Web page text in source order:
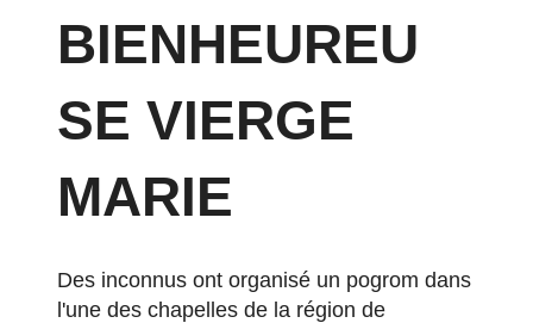
BIENHEUREU
SE VIERGE
MARIE
Des inconnus ont organisé un pogrom dans
l'une des chapelles de la région de